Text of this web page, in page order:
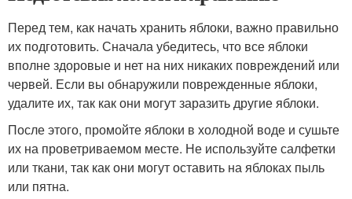
Перед тем, как начать хранить яблоки, важно правильно
их подготовить. Сначала убедитесь, что все яблоки
вполне здоровые и нет на них никаких повреждений или
червей. Если вы обнаружили поврежденные яблоки,
удалите их, так как они могут заразить другие яблоки.
После этого, промойте яблоки в холодной воде и сушьте
их на проветриваемом месте. Не используйте салфетки
или ткани, так как они могут оставить на яблоках пыль
или пятна.